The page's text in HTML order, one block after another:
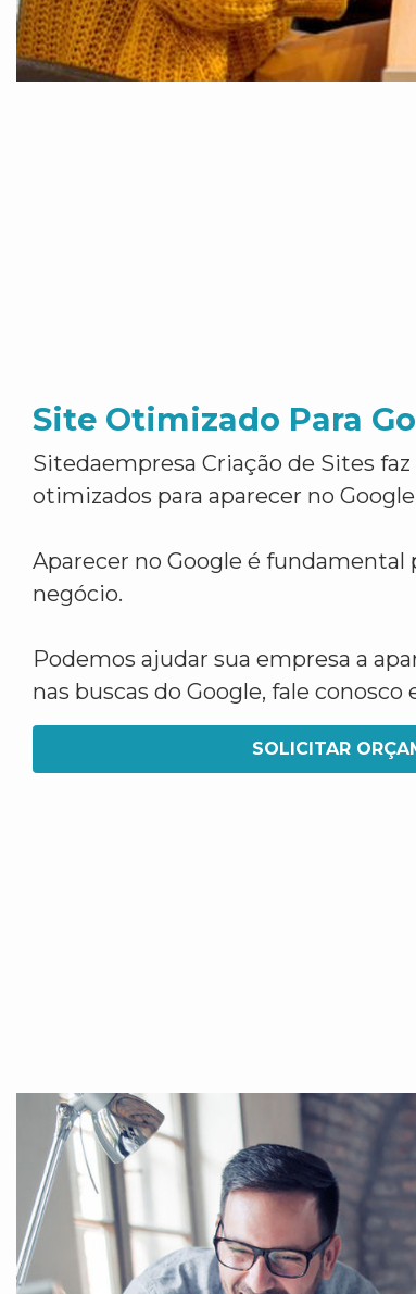
Site Otimizado Para
Sitedaempresa Criação de Sites
otimizados para aparecer no
Aparecer no Google é fundamental
negócio.
Podemos ajudar sua empresa a
nas buscas do Google, fale conosco
SOLICITAR